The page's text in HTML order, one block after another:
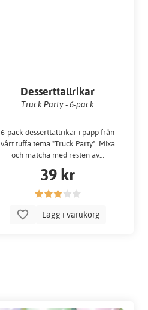
Desserttallrikar
Truck Party - 6-pack
6-pack desserttallrikar i papp från
vårt tuffa tema "Truck Party". Mixa
och matcha med resten av…
39 kr
Lägg i varukorg